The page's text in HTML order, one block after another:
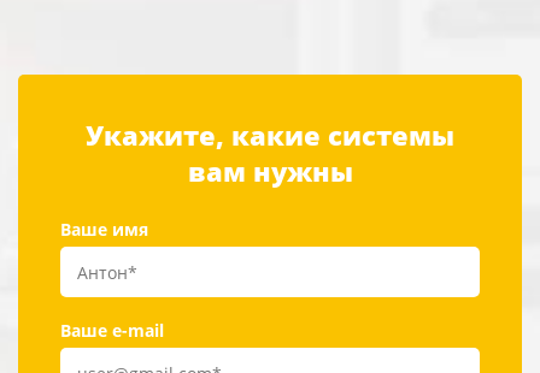
Укажите, какие системы
вам нужны
Ваше имя
Ваше e-mail